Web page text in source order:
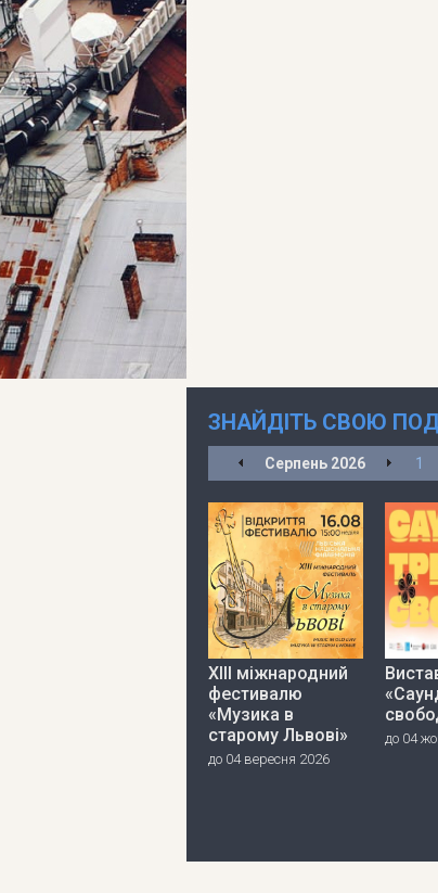
ЗНАЙДІТЬ СВОЮ
Серпень 2026 1
ХІІІ міжнародний
фестивалю
«Музика в
старому Львові»
до 04 вересня 2026
до 04